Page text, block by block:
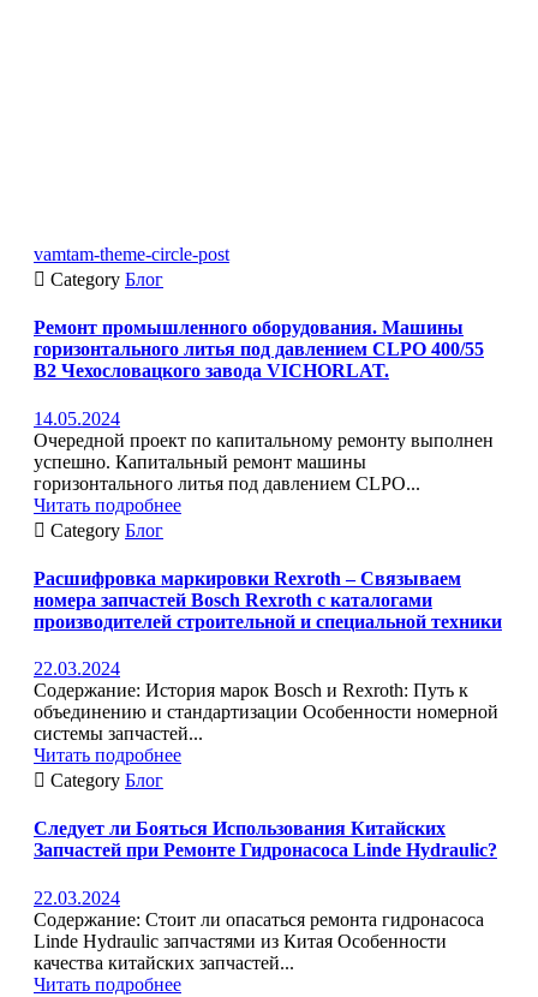
vamtam-theme-circle-post
 Category Блог
Ремонт промышленного оборудования. Машины
горизонтального литья под давлением CLPO 400/55
B2 Чехословацкого завода VICHORLAT.
14.05.2024
Очередной проект по капитальному ремонту выполнен
успешно. Капитальный ремонт машины
горизонтального литья под давлением CLPO...
Читать подробнее
 Category Блог
Расшифровка маркировки Rexroth – Связываем
номера запчастей Bosch Rexroth с каталогами
производителей строительной и специальной техники
22.03.2024
Содержание: История марок Bosch и Rexroth: Путь к
объединению и стандартизации Особенности номерной
системы запчастей...
Читать подробнее
 Category Блог
Следует ли Бояться Использования Китайских
Запчастей при Ремонте Гидронасоса Linde Hydraulic?
22.03.2024
Содержание: Стоит ли опасаться ремонта гидронасоса
Linde Hydraulic запчастями из Китая Особенности
качества китайских запчастей...
Читать подробнее